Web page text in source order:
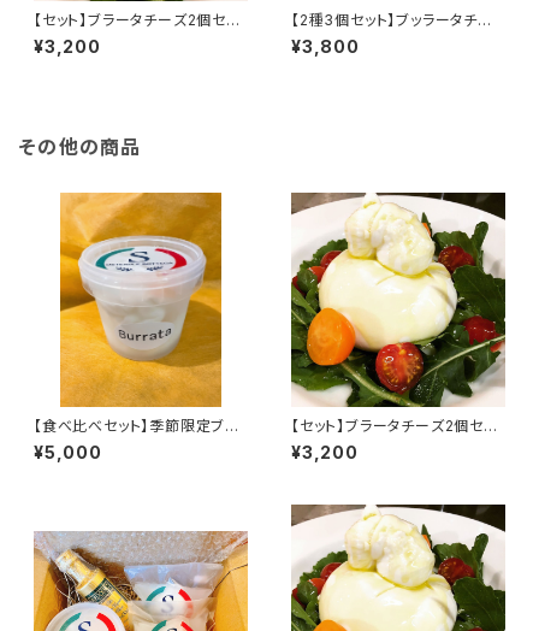
【セット】ブラータチーズ2個セッ
ト
¥3,200
【2種3個セット】ブッラータチー
ズ1個、モッツァレラチーズ2個
¥3,800
その他の商品
【食べ比べセット】季節限定ブッ
ラータチーズ＋ブッラータチーズ
＋モッツァレラチーズ
¥5,000
【セット】ブラータチーズ2個セッ
ト
¥3,200